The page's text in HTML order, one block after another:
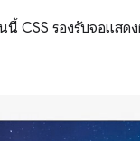
นี้ CSS รองรับจอแสด